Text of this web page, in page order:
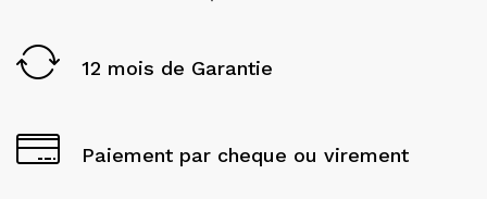
12 mois de Garantie
Paiement par cheque ou virement